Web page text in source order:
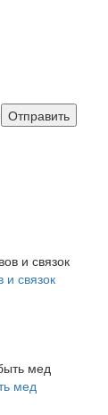
связок
мед